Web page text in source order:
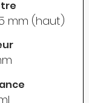
mm (haut)